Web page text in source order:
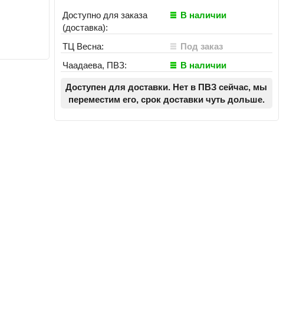
Доступно для заказа
(доставка):
В наличии
ТЦ Весна:
Под заказ
Чаадаева, ПВЗ:
В наличии
Доступен для доставки. Нет в ПВЗ сейчас, мы
переместим его, срок доставки чуть дольше.